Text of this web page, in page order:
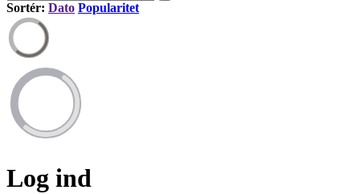
Sortér: Dato Popularitet
Log ind